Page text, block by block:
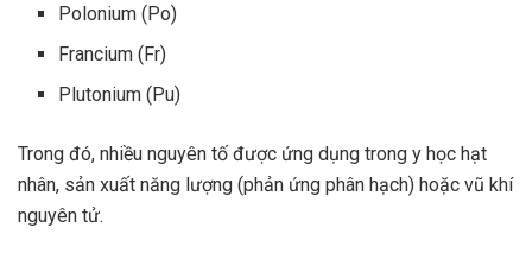
Polonium (Po)
Francium (Fr)
Plutonium (Pu)
Trong đó, nhiều nguyên tố được ứng dụng trong y học hạt
nhân, sản xuất năng lượng (phản ứng phân hạch) hoặc vũ khí
nguyên tử.